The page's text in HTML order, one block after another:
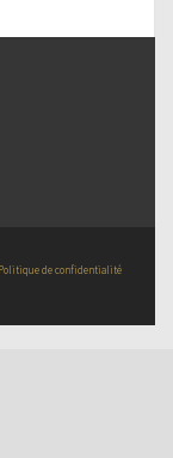
Politique de confidentialité